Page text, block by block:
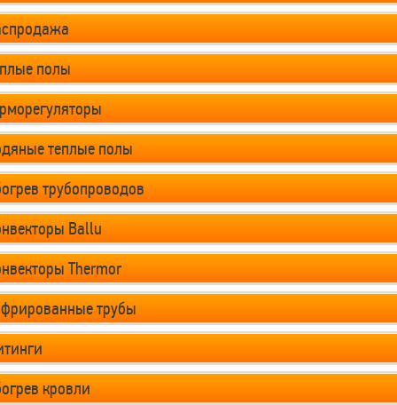
полы
теплые полы
трубопроводов
Ballu
Thermor
трубы
кровли